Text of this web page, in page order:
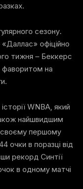
сезону.
офіційно
тижня – Беккерс
фаворитом на
WNBA, який
найшвидшим
своєму першому
очки в поразці від
рекорд Синтії
в одному матчі